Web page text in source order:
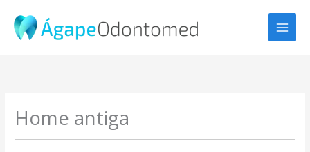
para
Home antiga